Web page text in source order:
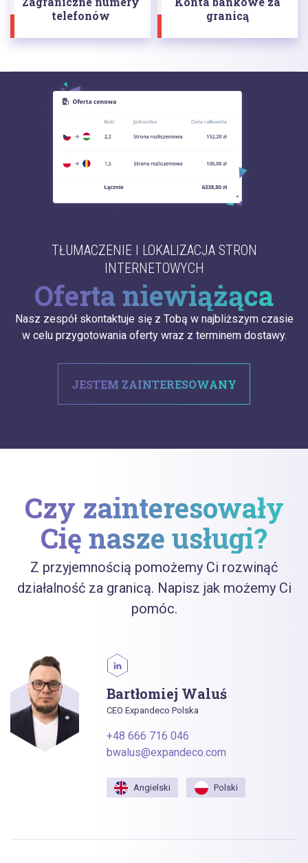
telefonów
granicą
TŁUMACZENIE I LOKALIZACJA STRON
INTERNETOWYCH
Oferta niewiążąca
Nasz zespół skontaktuje się z Tobą w najbliższym czasie
w celu przygotowania oferty wraz z terminem dostawy.
JESTEM ZAINTERESOWANY
Czy zainteresowały
Cię nasze usługi?
Z przyjemnością pomożemy Ci rozwinąć
działalność za granicą. Napisz jak możemy Ci
pomóc.
Bartłomiej Waluś
CEO Expandeco Polska
+48 666 716 046
bwalus@expandeco.com
Angielski Polski